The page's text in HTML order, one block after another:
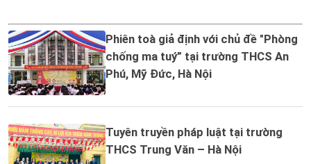
Phiên toà giả định với chủ đề "Phòng
chống ma tuý” tại trường THCS An
Phú, Mỹ Đức, Hà Nội
Tuyên truyền pháp luật tại trường
THCS Trung Văn – Hà Nội